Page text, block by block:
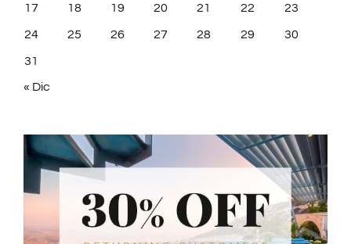
17 18 19 20 21 22 23
24 25 26 27 28 29 30
31
« Dic